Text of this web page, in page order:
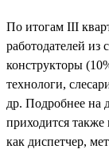
По итогам III
работодателей
конструкторы
технологи,
др. Подробнее на
приходится также
как диспетчер,